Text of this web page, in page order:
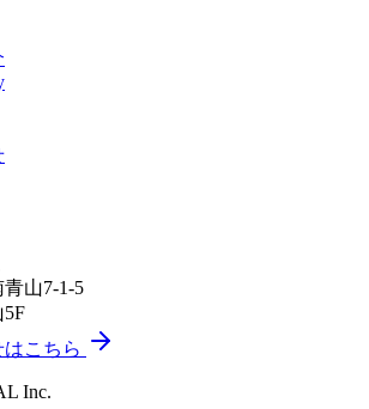
山7-1-5
5F
こちら
Inc.